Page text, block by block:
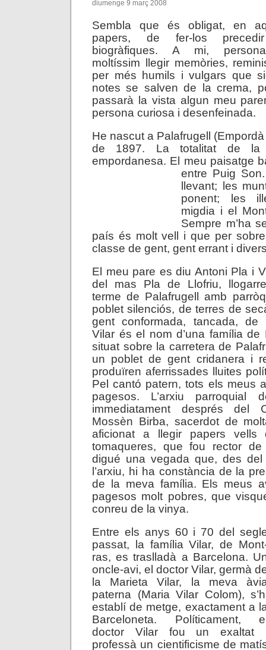
diumenge 9 març 2008
Sembla que és obligat, en
papers, de fer-los
biogràfiques. A mi,
moltíssim llegir memòries,
per més humils i vulgars que
notes se salven de la crema,
passarà la vista algun meu
persona curiosa i desenfeinada.
He nascut a Palafrugell
de 1897. La totalitat de la
empordanesa. El meu paisatge
entre Puig
llevant; les
ponent; les
migdia i el
Sempre m’ha
país és molt vell i que per
classe de gent, gent errant i
El meu pare es diu Antoni Pla i
del mas Pla de Llofriu,
terme de Palafrugell amb
poblet silenciós, de terres de
gent conformada, tancada, de
Vilar és el nom d’una família de
situat sobre la carretera de
un poblet de gent cridanera i
produïren aferrissades lluites
Pel cantó patern, tots els meus
pagesos. L’arxiu parroquial
immediatament després del
Mossèn Birba, sacerdot de
aficionat a llegir papers
tomaqueres, que fou rector
digué una vegada que, des del
l’arxiu, hi ha constància de la
de la meva família. Els meus
pagesos molt pobres, que
conreu de la vinya.
Entre els anys 60 i 70 del
passat, la família Vilar, de
ras, es traslladà a Barcelona.
oncle-avi, el doctor Vilar, germà
la Marieta Vilar, la meva
paterna (Maria Vilar Colom),
establí de metge, exactament a
Barceloneta. Políticament,
doctor Vilar fou un exaltat
professà un cientificisme de